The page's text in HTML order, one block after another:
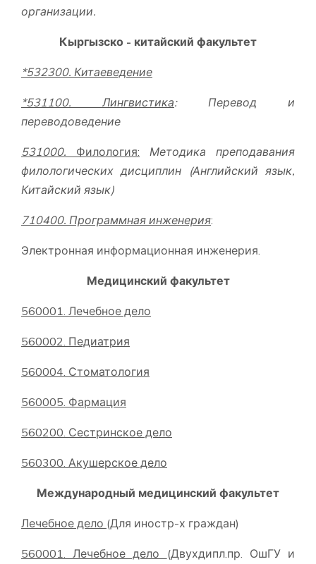
организации.
Кыргызско - китайский факультет
*532300. Китаеведение
*531100. Лингвистика: Перевод и
переводоведение
531000. Филология: Методика преподавания
филологических дисциплин (Английский язык,
Китайский язык)
710400. Программная инженерия:
Электронная информационная инженерия.
Медицинский факультет
560001. Лечебное дело
560002. Педиатрия
560004. Стоматология
560005. Фармация
560200. Сестринское дело
560300. Акушерское дело
Международный медицинский факультет
Лечебное дело (Для иностр-х граждан)
560001. Лечебное дело (Двухдипл.пр. ОшГУ и